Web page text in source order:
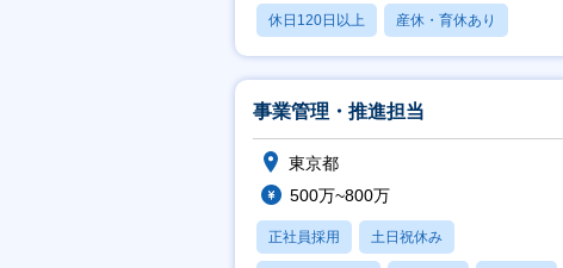
休日120日以上 産休・育休あり
月残業20時間以内
事業管理・推進担当
東京都
500万~800万
正社員採用 土日祝休み